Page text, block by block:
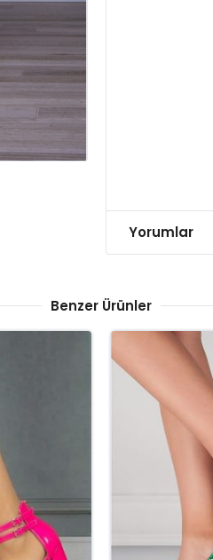
Yorumlar
Benzer Ürünler